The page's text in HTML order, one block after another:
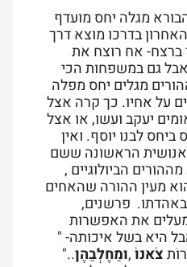
מגלה יחס מועדף
בדרכו מוצא דרך
ברצח- אח רוצח את
גם במשפחות הכי
מגלים יחס מפלה
על אחיו. כך קרה אצל
יעקב ועשו, או אצל
לבנו יוסף. ואין
הראשונה ששם
הביולוגיים ,
מעין ההורה שהאחים
באהדתו. פרשנים,
את האפשרות
היא בשל איכותה- "
צֹאנוֹ,וּמֵחֶלְבֵהֶן.."